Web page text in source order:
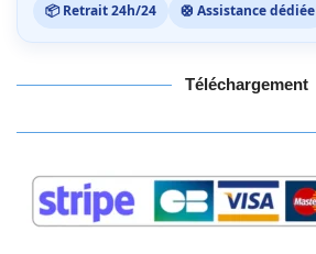
📦 Retrait 24h/24
🛟 Assistance dédiée
Téléchargement